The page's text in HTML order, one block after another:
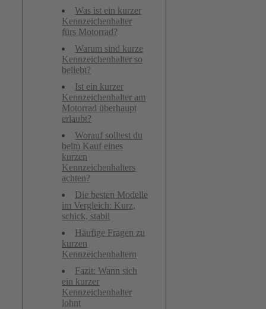
Was ist ein kurzer
Kennzeichenhalter
fürs Motorrad?
Warum sind kurze
Kennzeichenhalter so
beliebt?
Ist ein kurzer
Kennzeichenhalter am
Motorrad überhaupt
erlaubt?
Worauf solltest du
beim Kauf eines
kurzen
Kennzeichenhalters
achten?
Die besten Modelle
im Vergleich: Kurz,
schick, stabil
Häufige Fragen zu
kurzen
Kennzeichenhaltern
Fazit: Wann sich
ein kurzer
Kennzeichenhalter
lohnt